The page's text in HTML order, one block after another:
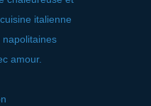
italienne
amour.